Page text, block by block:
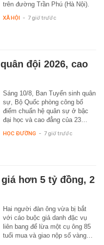
trên đường Trần Phú (Hà Nội).
XÃ HỘI - 7 giờ trước
đội 2026, cao
Sáng 10/8, Ban Tuyển sinh quân
sự, Bộ Quốc phòng công bố
điểm chuẩn hệ quân sự ở bậc
đại học và cao đẳng của 23…
HỌC ĐƯỜNG - 7 giờ trước
hơn 5 tỷ đồng, 2
Hai người đàn ông vừa bị bắt
với cáo buộc giả danh đặc vụ
liên bang để lừa một cụ ông 85
tuổi mua và giao nộp số vàng…